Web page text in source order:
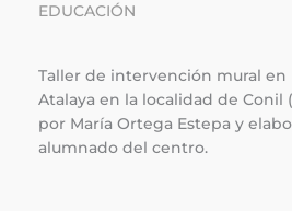
EDUCACIÓN
Taller de intervención mural en
Atalaya en la localidad de Conil
por María Ortega Estepa y
alumnado del centro.